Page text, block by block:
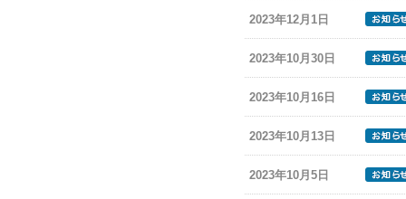
2023年12月1日
2023年10月30日
2023年10月16日
2023年10月13日
2023年10月5日